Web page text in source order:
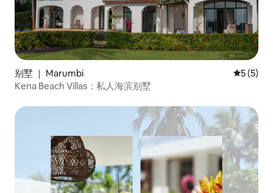
别墅 ｜ Marumbi 平均评分
5 (5)
Kena Beach Villas：私人海滨别墅